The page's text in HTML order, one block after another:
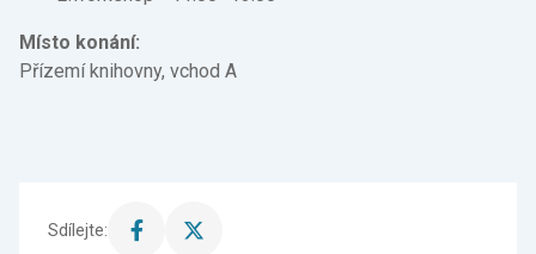
Místo konání:
Přízemí knihovny, vchod A
Sdílejte:
Sdílet
Sdílet